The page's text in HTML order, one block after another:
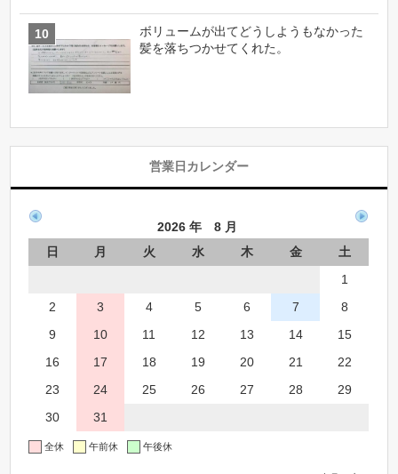
ボリュームが出てどうしようもなかった
髪を落ちつかせてくれた。
営業日カレンダー
2026 年 8 月
日
月 火 水 木 金
土
1
2
3 4 5 6 7
8
9
10 11 12 13 14
15
16
17 18 19 20 21
22
23
24 25 26 27 28
29
30
31
全休 午前休 午後休